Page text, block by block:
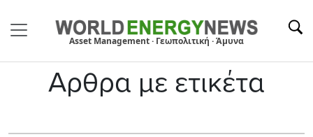
Asset Management · Γεωπολιτική · Άμυνα
Αρθρα με ετικέτα